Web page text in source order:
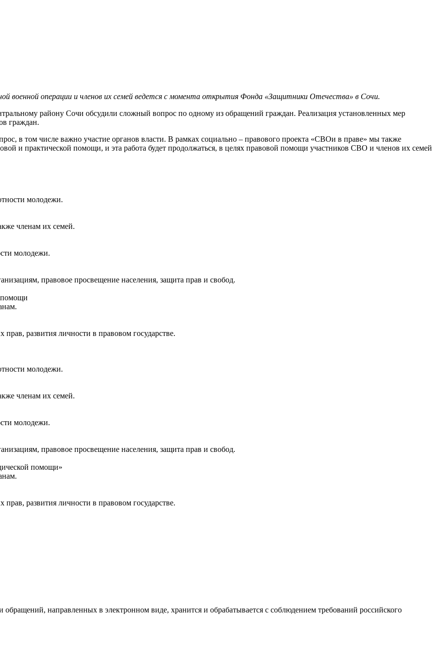
военной операции и членов их семей ведется с момента открытия Фонда «Защитники Отечества» в Сочи.
району Сочи обсудили сложный вопрос по одному из обращений граждан. Реализация установленных мер
граждан.
в том числе важно участие органов власти. В рамках социально – правового проекта «СВОи в праве» мы также
и практической помощи, и эта работа будет продолжаться, в целях правовой помощи участников СВО и членов их семей
молодежи.
членам их семей.
молодежи.
правовое просвещение населения, защита прав и свобод.
помощи
развития личности в правовом государстве.
молодежи.
членам их семей.
молодежи.
правовое просвещение населения, защита прав и свобод.
помощи»
развития личности в правовом государстве.
направленных в электронном виде, хранится и обрабатывается с соблюдением требований российского